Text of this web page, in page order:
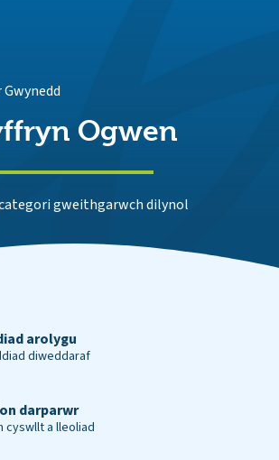
Ogwen
gweithgarwch dilynol
arolygu
diweddaraf
darparwr
cyswllt a lleoliad